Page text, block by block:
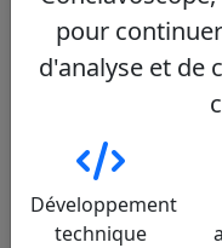
ouverture.
Paulo Cezar
pour
d'analyse et de
Développement
technique